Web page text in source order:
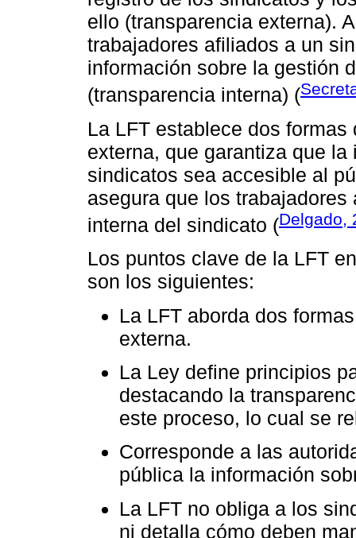
ello (transparencia externa).
trabajadores afiliados a un
información sobre la gestión
(transparencia interna) (
La LFT establece dos
externa, que garantiza que
sindicatos sea accesible al
asegura que los
interna del sindicato (Delgado,
Los puntos clave de la LFT
son los siguientes:
La LFT aborda dos
externa.
La Ley define principios
destacando la
este proceso, lo cual se
Corresponde a las
pública la información
La LFT no obliga a los
ni detalla cómo deben